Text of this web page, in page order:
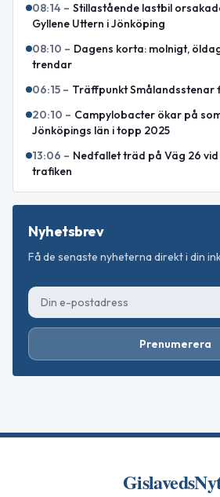
08:14 – Stillastående lastbil
Gyllene Uttern i Jönköping
08:10 – Dagens korta: molnigt,
trendar
06:15 – Träffpunkt Smålandsstenar
20:10 – Campylobacter ökar på
Jönköpings län i topp 2025
13:06 – Nedfallet träd på Väg 26
trafiken
Nyhetsbrev
Få de senaste nyheterna direkt i din
Prenumerera